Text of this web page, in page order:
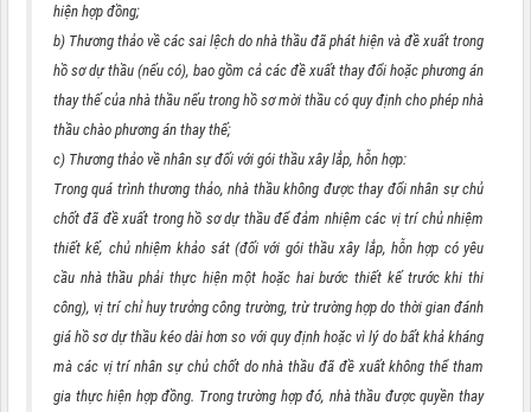
hiện hợp đồng;
b) Thương thảo về các sai lệch do nhà thầu đã phát hiện và đề xuất trong
hồ sơ dự thầu (nếu có), bao gồm cả các đề xuất thay đổi hoặc phương án
thay thế của nhà thầu nếu trong hồ sơ mời thầu có quy định cho phép nhà
thầu chào phương án thay thế;
c) Thương thảo về nhân sự đối với gói thầu xây lắp, hỗn hợp:
Trong quá trình thương thảo, nhà thầu không được thay đổi nhân sự chủ
chốt đã đề xuất trong hồ sơ dự thầu để đảm nhiệm các vị trí chủ nhiệm
thiết kế, chủ nhiệm khảo sát (đối với gói thầu xây lắp, hỗn hợp có yêu
cầu nhà thầu phải thực hiện một hoặc hai bước thiết kế trước khi thi
công), vị trí chỉ huy trưởng công trường, trừ trường hợp do thời gian đánh
giá hồ sơ dự thầu kéo dài hơn so với quy định hoặc vì lý do bất khả kháng
mà các vị trí nhân sự chủ chốt do nhà thầu đã đề xuất không thể tham
gia thực hiện hợp đồng. Trong trường hợp đó, nhà thầu được quyền thay